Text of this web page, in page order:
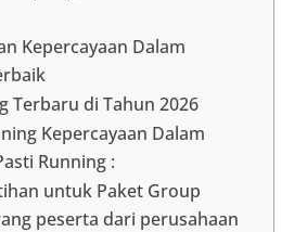
Kepercayaan Dalam
Terbaru di Tahun 2026
Kepercayaan Dalam
Running :
untuk Paket Group
peserta dari perusahaan